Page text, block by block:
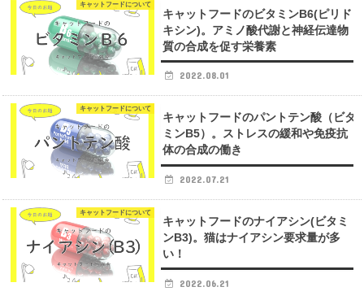
キャットフードについて
キャットフードのビタミンB6(ピリド
キシン)。アミノ酸代謝と神経伝達物
質の合成を促す栄養素
2022.08.01
キャットフードについて
キャットフードのパントテン酸（ビタ
ミンB5）。ストレスの緩和や免疫抗
体の合成の働き
2022.07.21
キャットフードについて
キャットフードのナイアシン(ビタミ
ンB3)。猫はナイアシン要求量が多
い！
2022.06.21